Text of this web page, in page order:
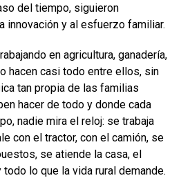
del tiempo, siguieron
innovación y al esfuerzo familiar.
en agricultura, ganadería,
hacen casi todo entre ellos, sin
tan propia de las familias
hacer de todo y donde cada
nadie mira el reloj: se trabaja
con el tractor, con el camión, se
se atiende la casa, el
lo que la vida rural demande.